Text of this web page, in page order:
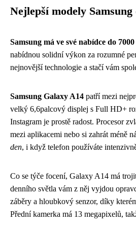
Nejlepší modely
Samsung má ve své nabídce do
nabídnou solidní výkon za rozumné
nejnovější technologie a stačí vám
Samsung Galaxy A14 patří mezi
velký 6,6palcový displej s Full HD+
Instagram je prostě radost. Procesor
mezi aplikacemi nebo si zahrát méně
den, i když telefon používáte
Co se týče focení, Galaxy A14 má
denního světla vám z něj vyjdou
záběry a hloubkový senzor, díky
Přední kamerka má 13 megapixelů,